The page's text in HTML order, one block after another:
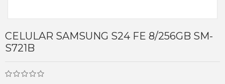
CELULAR SAMSUNG S24 FE 8/256GB SM-
S721B